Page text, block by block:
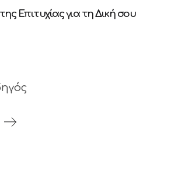
Επιτυχίας για τη Δική σου